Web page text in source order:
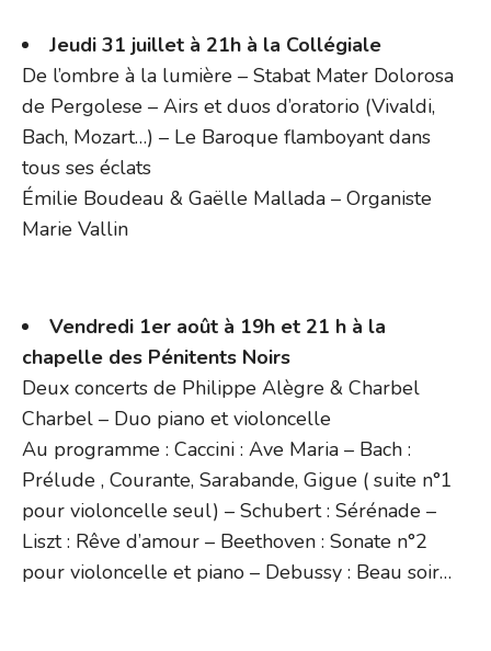
Jeudi 31 juillet à 21h à la Collégiale
De l’ombre à la lumière – Stabat Mater Dolorosa
de Pergolese – Airs et duos d’oratorio (Vivaldi,
Bach, Mozart…) – Le Baroque flamboyant dans
tous ses éclats
Émilie Boudeau & Gaëlle Mallada – Organiste
Marie Vallin
Vendredi 1er août à 19h et 21 h à la
chapelle des Pénitents Noirs
Deux concerts de Philippe Alègre & Charbel
Charbel – Duo piano et violoncelle
Au programme : Caccini : Ave Maria – Bach :
Prélude , Courante, Sarabande, Gigue ( suite n°1
pour violoncelle seul) – Schubert : Sérénade –
Liszt : Rêve d’amour – Beethoven : Sonate n°2
pour violoncelle et piano – Debussy : Beau soir…